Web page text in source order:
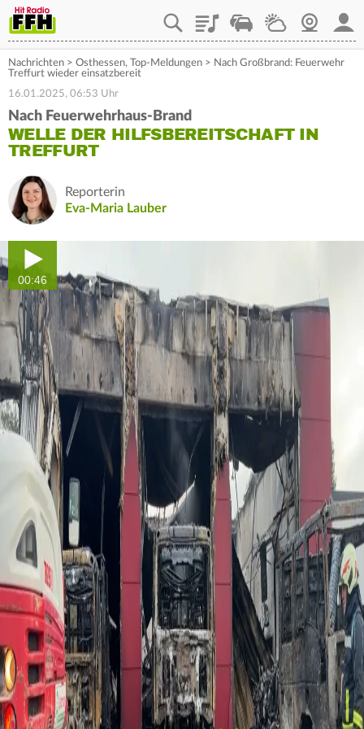
PlaylistStaupilotWetterWebcam
Nachrichten > Osthessen, Top-Meldungen > Nach Großbrand: Feuerwehr
Treffurt wieder einsatzbereit
16.01.2025, 06:53 Uhr
Nach Feuerwehrhaus-Brand
WELLE DER HILFSBEREITSCHAFT IN
TREFFURT
Reporterin
Eva-Maria Lauber
00:46